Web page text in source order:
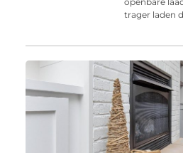
trager laden